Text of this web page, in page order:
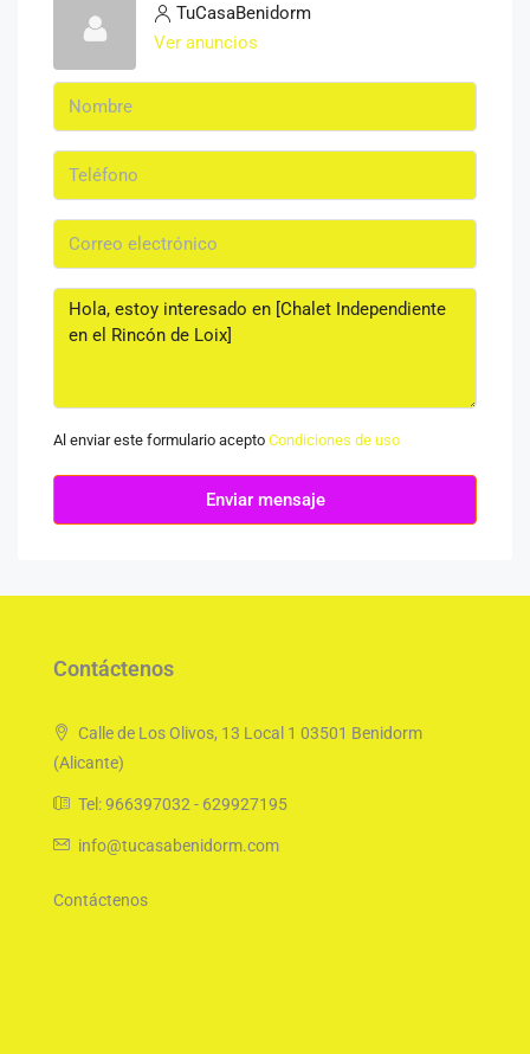
TuCasaBenidorm
Ver anuncios
Al enviar este formulario acepto Condiciones de uso
Enviar mensaje
Contáctenos
Calle de Los Olivos, 13 Local 1 03501 Benidorm
(Alicante)
Tel: 966397032 - 629927195
info@tucasabenidorm.com
Contáctenos